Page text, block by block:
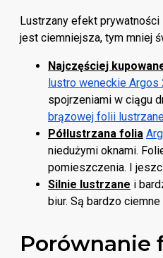
Lustrzany efekt
jest ciemniejsza, tym mniej
Najczęściej
lustro weneckie Argos
spojrzeniami w ciągu
brązowej folii
Półlustrzana folia
niedużymi oknami.
pomieszczenia. I
Silnie lustrzane i
biur. Są bardzo
Porównanie